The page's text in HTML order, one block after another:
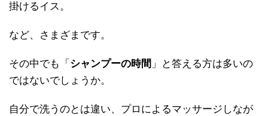
掛けるイス。
など、さまざまです。
その中でも「 シャンプーの時間 」と答える方は多いの
ではないでしょうか。
自分で洗うのとは違い、プロによるマッサージしなが